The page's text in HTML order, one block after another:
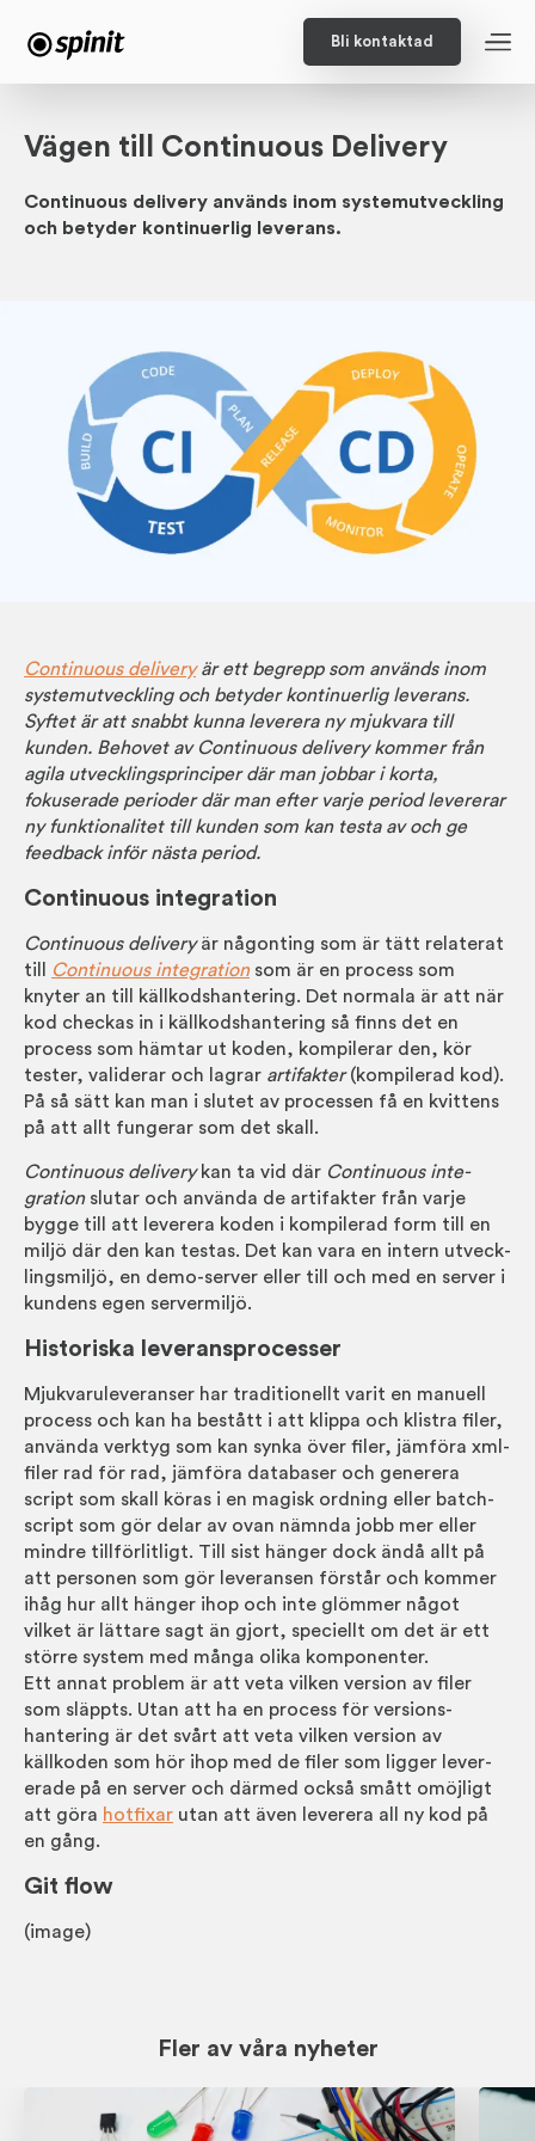
Bli kontaktad
Vägen till Continuous Delivery
Continuous delivery används inom system­­utveckling
och betyder kontinu­erlig leverans.
Continuous deliveryär ett begrepp som används inom
system­­utveckling och betyder kontinu­erlig leverans.
Syftet är att snabbt kunna leverera ny mjuk­vara till
kunden. Behovet av Continuous delivery kommer från
agila utveck­lings­prin­ciper där man jobbar i korta,
fokuserade perioder där man efter varje period levererar
ny funktion­alitet till kunden som kan testa av och ge
feed­back inför nästa period.
Continuous integration
Continuous deliveryär någonting som är tätt relaterat
till
Continuous inte­grationsom är en process som
knyter an till käll­kods­hantering. Det normala är att när
kod checkas in i käll­kods­hantering så finns det en
process som hämtar ut koden, kompil­erar den, kör
tester, valid­erar och lagrar arti­fakter(kompilerad kod).
På så sätt kan man i slutet av processen få en kvittens
på att allt fungerar som det skall.
Continuous deliverykan ta vid där Continuous inte­
grationslutar och använda de arti­fakter från varje
bygge till att leverera koden i kompil­erad form till en
miljö där den kan testas. Det kan vara en intern ut­veck­
lings­miljö, en demo-server eller till och med en server i
kundens egen server­miljö.
Historiska leverans­processer
Mjuk­varu­leveranser har tradition­ellt varit en manuell
process och kan ha bestått i att klippa och klistra filer,
använda verktyg som kan synka över filer, jämföra xml-
filer rad för rad, jämföra data­baser och generera
script som skall köras i en magisk ordning eller batch-
script som gör delar av ovan nämnda jobb mer eller
mindre till­för­lit­ligt. Till sist hänger dock ändå allt på
att personen som gör lever­ansen förstår och kommer
ihåg hur allt hänger ihop och inte glömmer något
vilket är lättare sagt än gjort, speciellt om det är ett
större system med många olika kompon­enter.
Ett annat problem är att veta vilken version av filer
som släppts. Utan att ha en process för versions­
hantering är det svårt att veta vilken version av
källkoden som hör ihop med de filer som ligger lever­
erade på en server och därmed också smått omöjligt
att göra hotfixar utan att även leverera all ny kod på
en gång.
Git flow
(image)
Fler av våra nyheter